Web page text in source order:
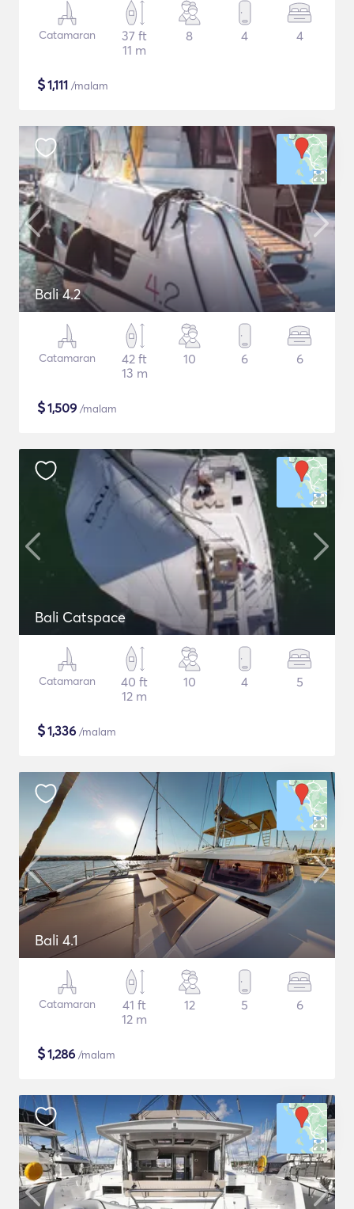
Catamaran
37 ft
11 m
8 4 4
$1,111 /malam
Bali 4.2
Catamaran
42 ft
13 m
10 6 6
$1,509 /malam
Bali Catspace
Catamaran
40 ft
12 m
10 4 5
$1,336 /malam
Bali 4.1
Catamaran
41 ft
12 m
12 5 6
$1,286 /malam